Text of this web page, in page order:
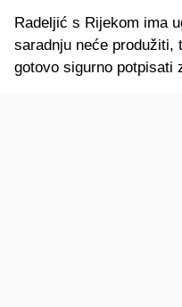
Radeljić s Rijekom ima
saradnju neće produžiti,
gotovo sigurno potpisati